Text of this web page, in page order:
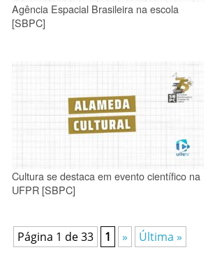
Agência Espacial Brasileira na escola
[SBPC]
Cultura se destaca em evento científico na
UFPR [SBPC]
Página 1 de 33 1 » Última »